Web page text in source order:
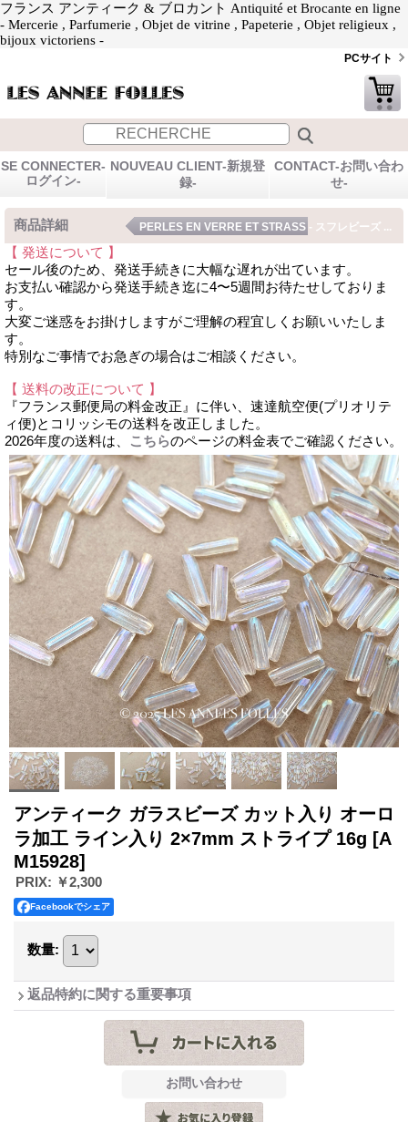
フランス アンティーク & ブロカント Antiquité et Brocante en ligne
- Mercerie , Parfumerie , Objet de vitrine , Papeterie , Objet religieux ,
bijoux victoriens -
PCサイト
SE CONNECTER-
ログイン-
NOUVEAU CLIENT-新規登
録-
CONTACT-お問い合わ
せ-
商品詳細 PERLES EN VERRE ET STRASS - スフレビーズ ...
【 発送について 】
セール後のため、発送手続きに大幅な遅れが出ています。
お支払い確認から発送手続き迄に4〜5週間お待たせしておりま
す。
大変ご迷惑をお掛けしますがご理解の程宜しくお願いいたしま
す。
特別なご事情でお急ぎの場合はご相談ください。
【 送料の改正について 】
『フランス郵便局の料金改正』に伴い、速達航空便(プリオリテ
ィ便)とコリッシモの送料を改正しました。
2026年度の送料は、
こちらのページの料金表でご確認ください。
アンティーク ガラスビーズ カット入り オーロ
ラ加工 ライン入り 2×7mm ストライプ 16g [A
M15928]
PRIX: ￥2,300
Facebookでシェア
数量:
返品特約に関する重要事項